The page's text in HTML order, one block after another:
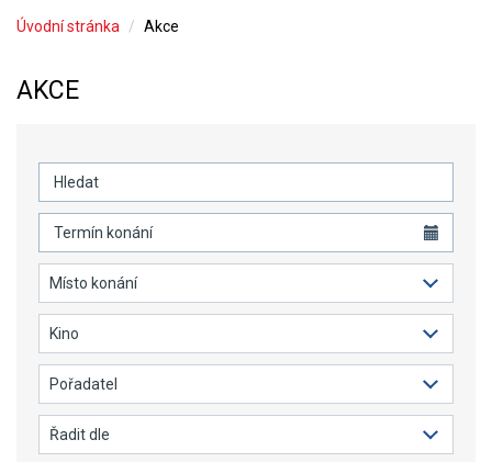
Úvodní stránka Akce
AKCE